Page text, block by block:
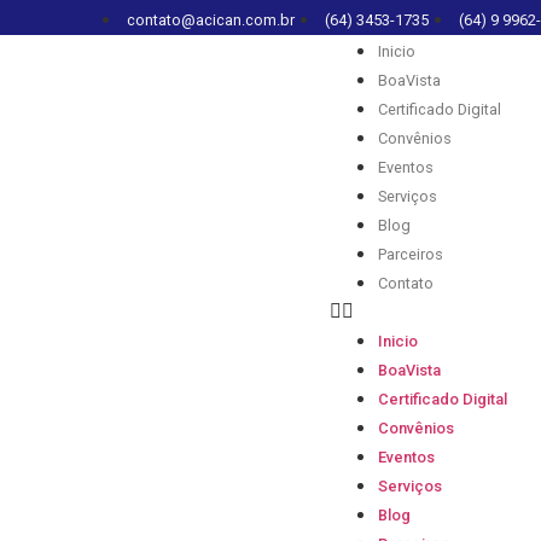
contato@acican.com.br (64) 3453-1735 (64) 9
Inicio
BoaVista
Certificado Digital
Convênios
Eventos
Serviços
Blog
Parceiros
Contato
Inicio
BoaVista
Certificado Digital
Convênios
Eventos
Serviços
Blog